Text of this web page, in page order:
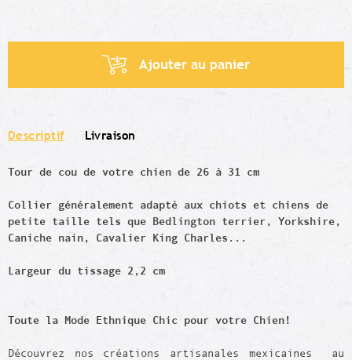
Ajouter au panier
Descriptif Livraison
Tour de cou de votre chien de 26 à 31 cm
Collier généralement adapté aux chiots et chiens de
petite taille tels que Bedlington terrier, Yorkshire,
Caniche nain, Cavalier King Charles...
Largeur du tissage 2,2 cm
Toute la Mode Ethnique Chic pour votre Chien!
Découvrez nos créations artisanales mexicaines au